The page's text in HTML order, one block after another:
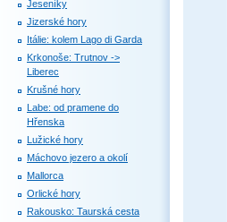
Jeseníky
Jizerské hory
Itálie: kolem Lago di Garda
Krkonoše: Trutnov ->
Liberec
Krušné hory
Labe: od pramene do
Hřenska
Lužické hory
Máchovo jezero a okolí
Mallorca
Orlické hory
Rakousko: Taurská cesta